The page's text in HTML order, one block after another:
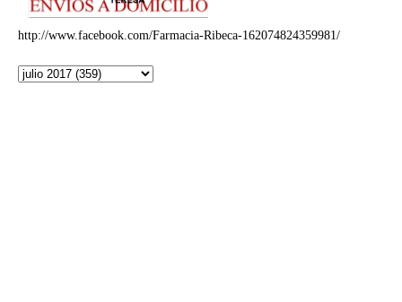
http://www.facebook.com/Farmacia-Ribeca-162074824359981/